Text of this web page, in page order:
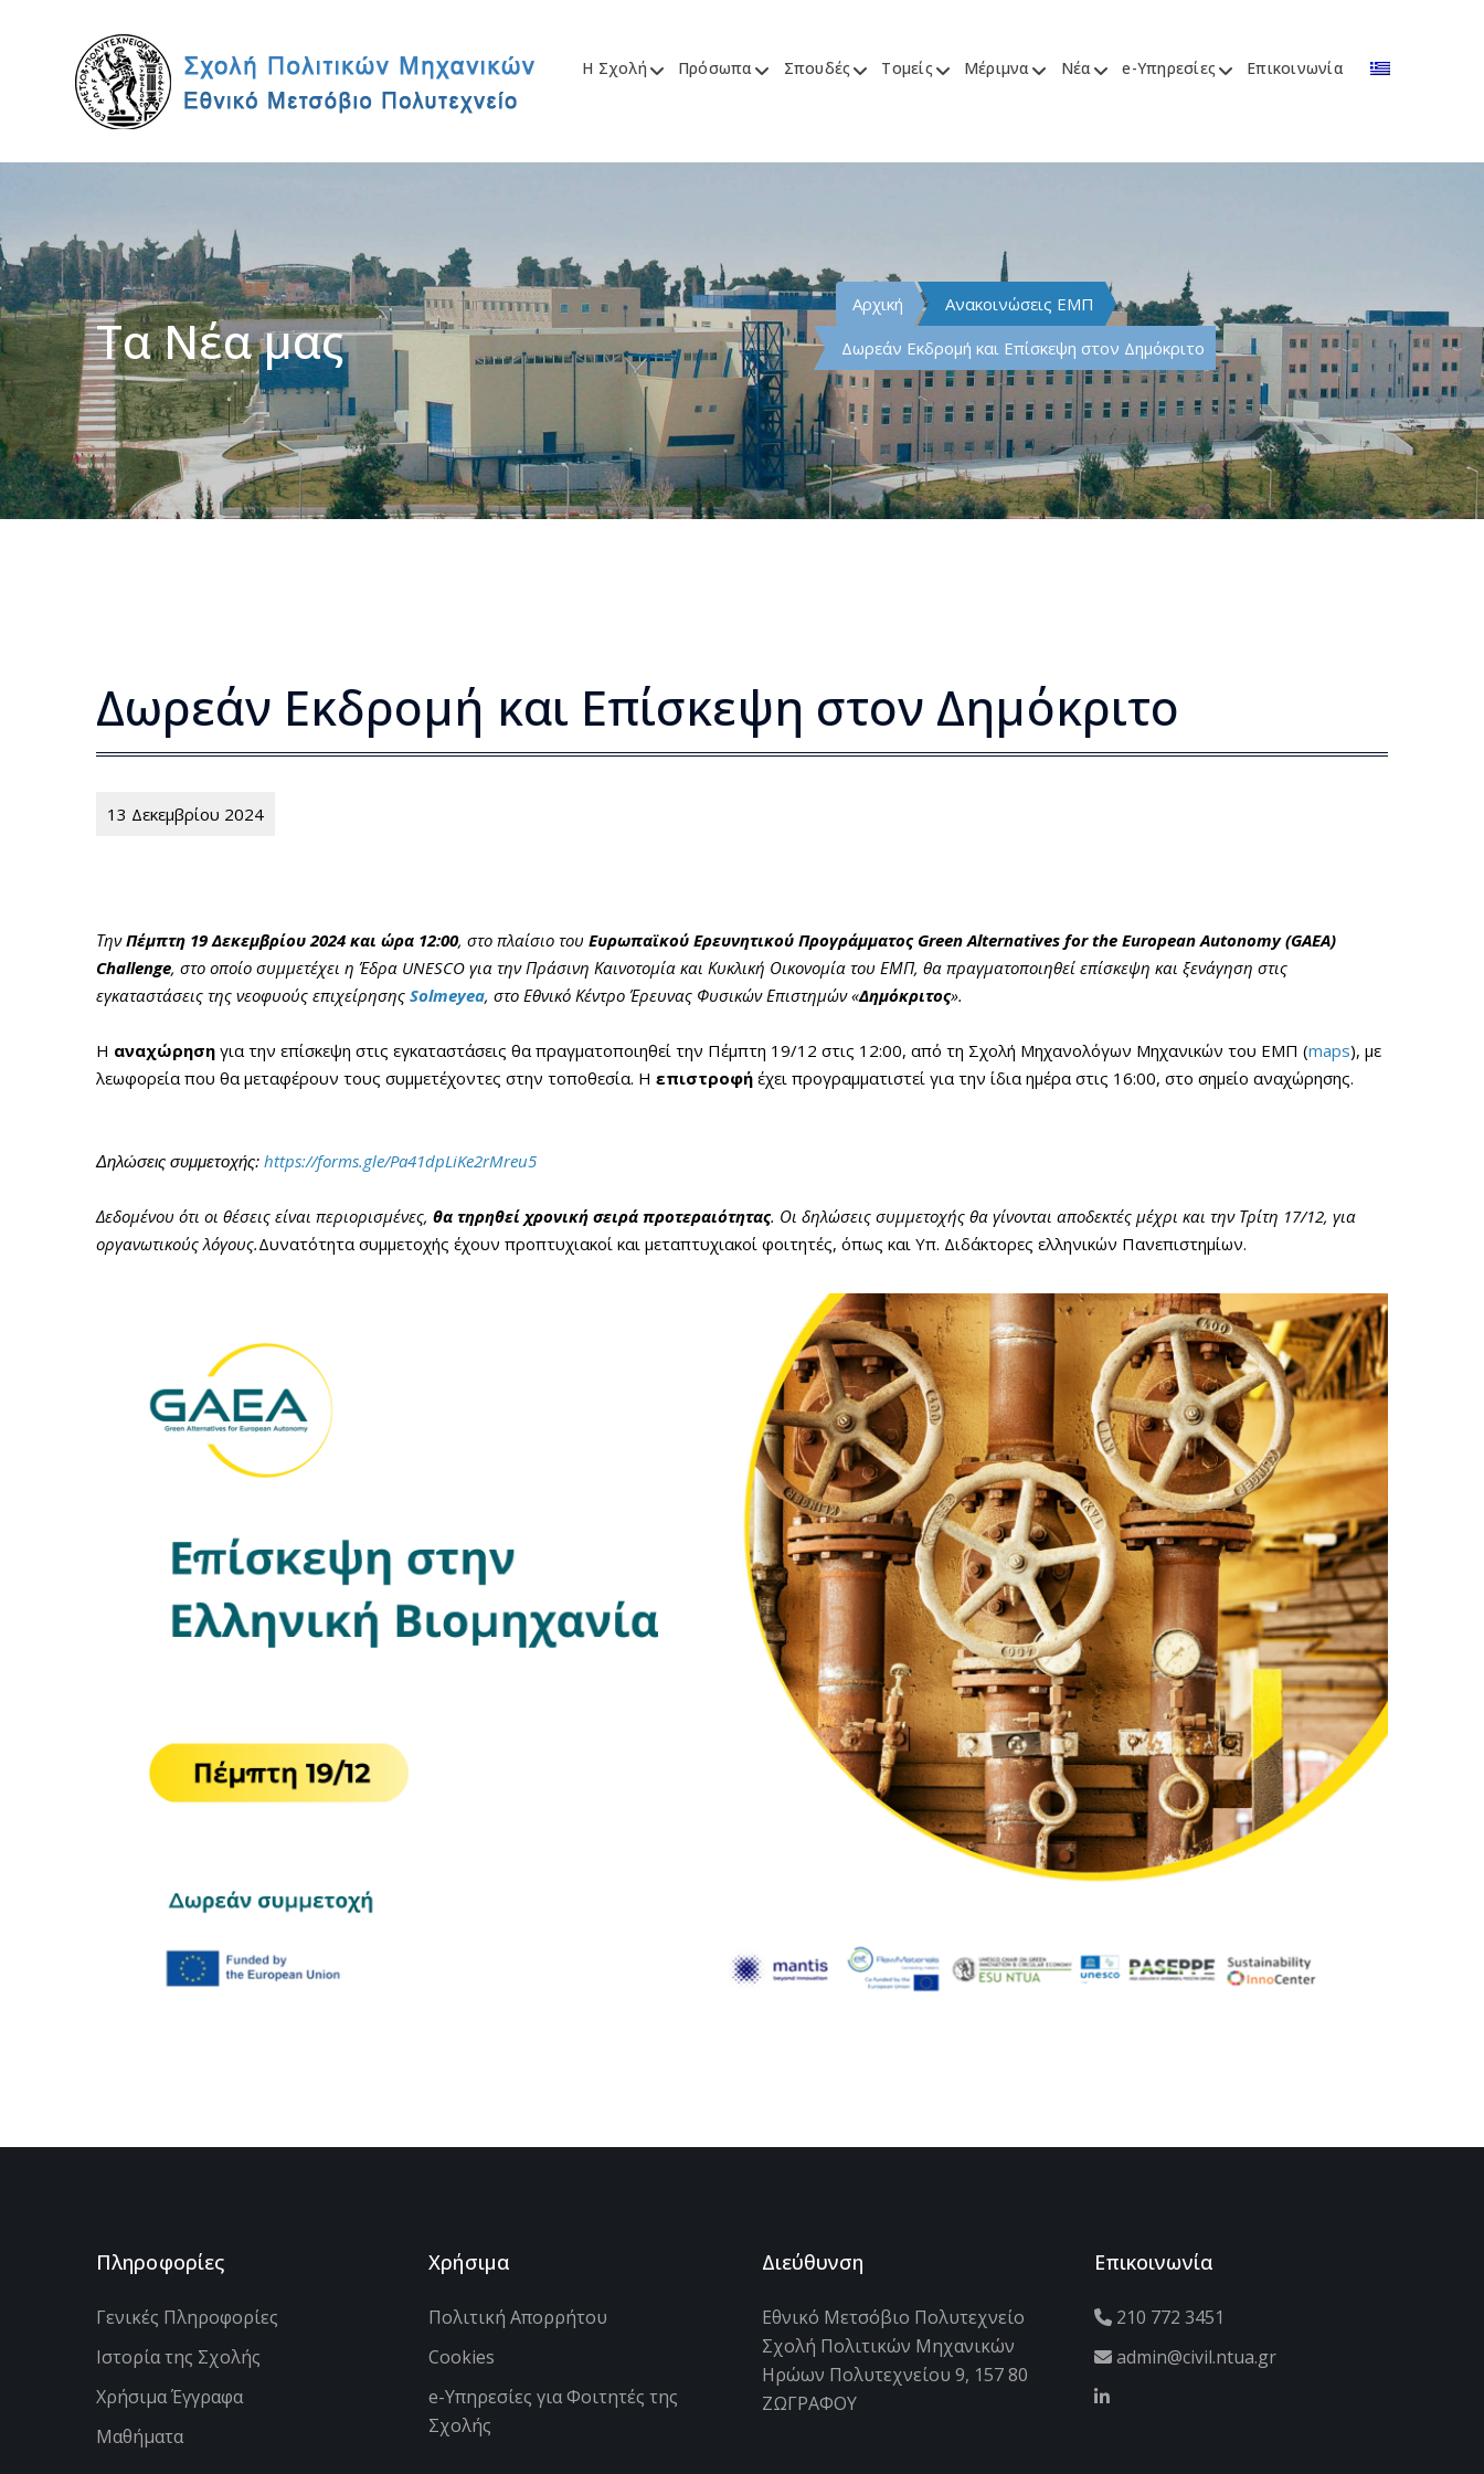
Η Σχολή Πρόσωπα Σπουδές Τομείς Μέριμνα Νέα e-Υπηρεσίες Επικοινωνία
Τα Νέα μας
Αρχική
Ανακοινώσεις ΕΜΠ
Δωρεάν Εκδρομή και Επίσκεψη στον Δημόκριτο
Δωρεάν Εκδρομή και Επίσκεψη στον Δημόκριτο
13 Δεκεμβρίου 2024
ΤηνΠέμπτη 19 Δεκεμβρίου 2024 και ώρα 12:00, στο πλαίσιο του Ευρωπαϊκού Ερευνητικού Προγράμματος Green Alternatives for the European Autonomy (GAEA)
Challenge, στο οποίο συμμετέχει η Έδρα UNESCO για την Πράσινη Καινοτομία και Κυκλική Οικονομία του ΕΜΠ, θα πραγματοποιηθεί επίσκεψη και ξενάγηση στις
εγκαταστάσεις της νεοφυούς επιχείρησης Solmeyea, στο Εθνικό Κέντρο Έρευνας Φυσικών Επιστημών «Δημόκριτος».
Η αναχώρηση για την επίσκεψη στις εγκαταστάσεις θα πραγματοποιηθεί την Πέμπτη 19/12 στις 12:00, από τη Σχολή Μηχανολόγων Μηχανικών του ΕΜΠ (maps), με
λεωφορεία που θα μεταφέρουν τους συμμετέχοντες στην τοποθεσία. Η επιστροφή έχει προγραμματιστεί για την ίδια ημέρα στις 16:00, στο σημείο αναχώρησης.
Δηλώσεις συμμετοχής: https://forms.gle/Pa41dpLiKe2rMreu5
Δεδομένου ότι οι θέσεις είναι περιορισμένες, θα τηρηθεί χρονική σειρά προτεραιότητας. Οι δηλώσεις συμμετοχής θα γίνονται αποδεκτές μέχρι και την Τρίτη 17/12, για
οργανωτικούς λόγους.Δυνατότητα συμμετοχής έχουν προπτυχιακοί και μεταπτυχιακοί φοιτητές, όπως και Υπ. Διδάκτορες ελληνικών Πανεπιστημίων.
Πληροφορίες
Γενικές Πληροφορίες
Ιστορία της Σχολής
Χρήσιμα Έγγραφα
Μαθήματα
Χρήσιμα
Πολιτική Απορρήτου
Cookies
e-Υπηρεσίες για Φοιτητές της
Σχολής
Διεύθυνση
Εθνικό Μετσόβιο Πολυτεχνείο
Σχολή Πολιτικών Μηχανικών
Ηρώων Πολυτεχνείου 9, 157 80
ΖΩΓΡΑΦΟΥ
Επικοινωνία
210 772 3451
admin@civil.ntua.gr